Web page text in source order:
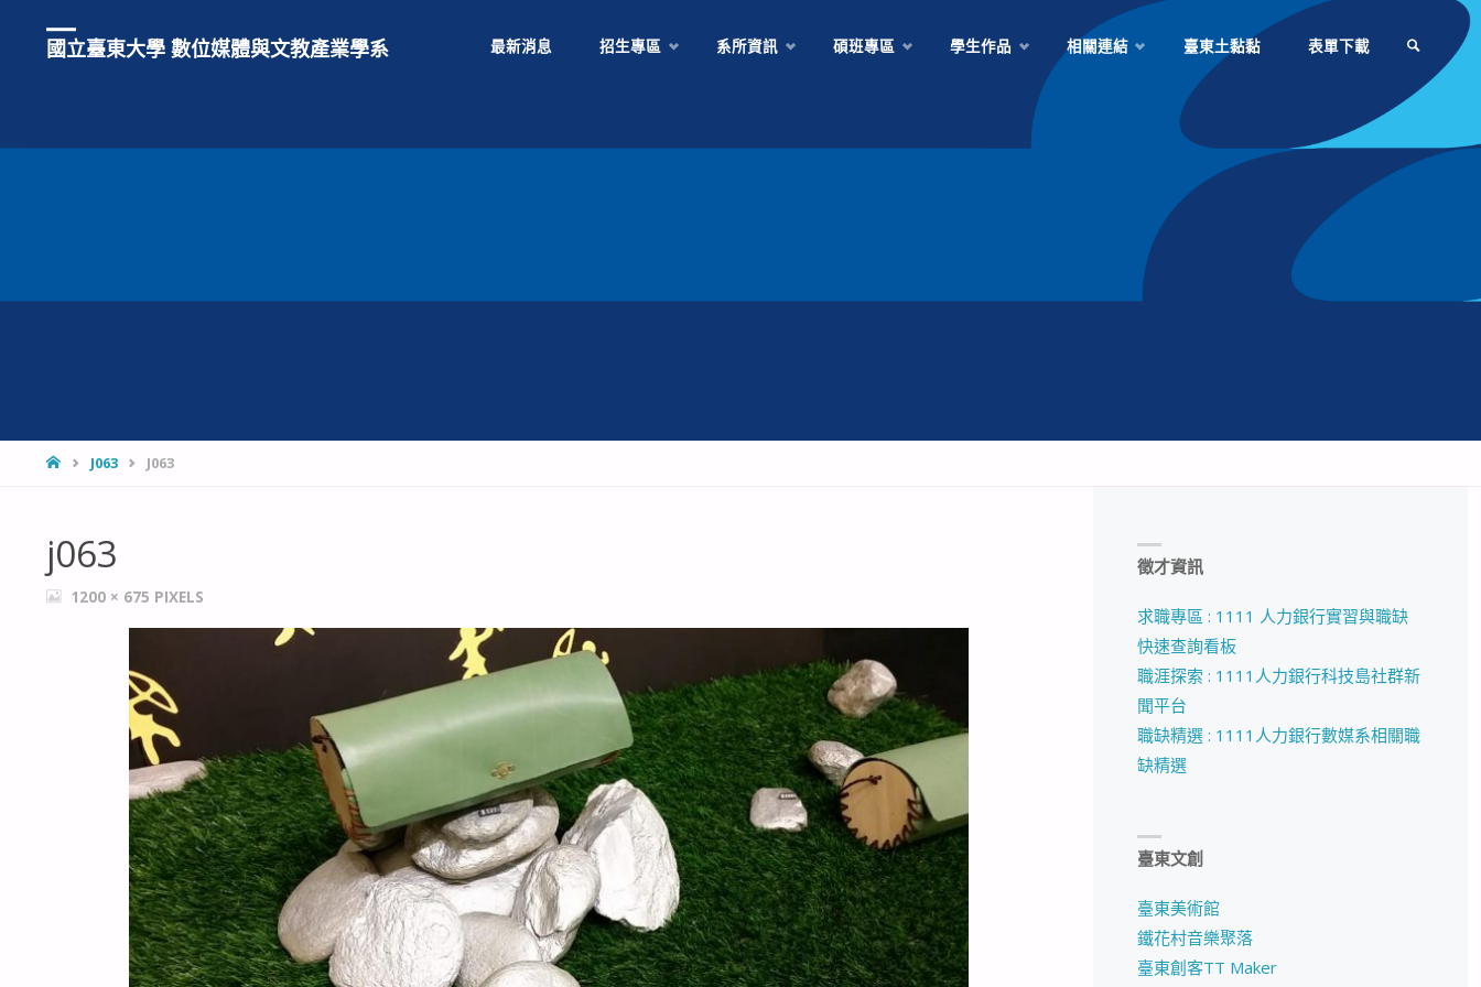
國立臺東大學 數位媒體與文教產業學系 最新消息 招生專區 系所資訊 碩班專區 學生作品 相關連結 臺東土黏黏 表單下載
HOMEJ063 J063
j063
FULL1200 × 675 PIXELS
徵才資訊
求職專區 : 1111 人力銀行實習與職缺
快速查詢看板
職涯探索 : 1111人力銀行科技島社群新
聞平台
職缺精選 : 1111人力銀行數媒系相關職
缺精選
臺東文創
臺東美術館
鐵花村音樂聚落
臺東創客TT Maker